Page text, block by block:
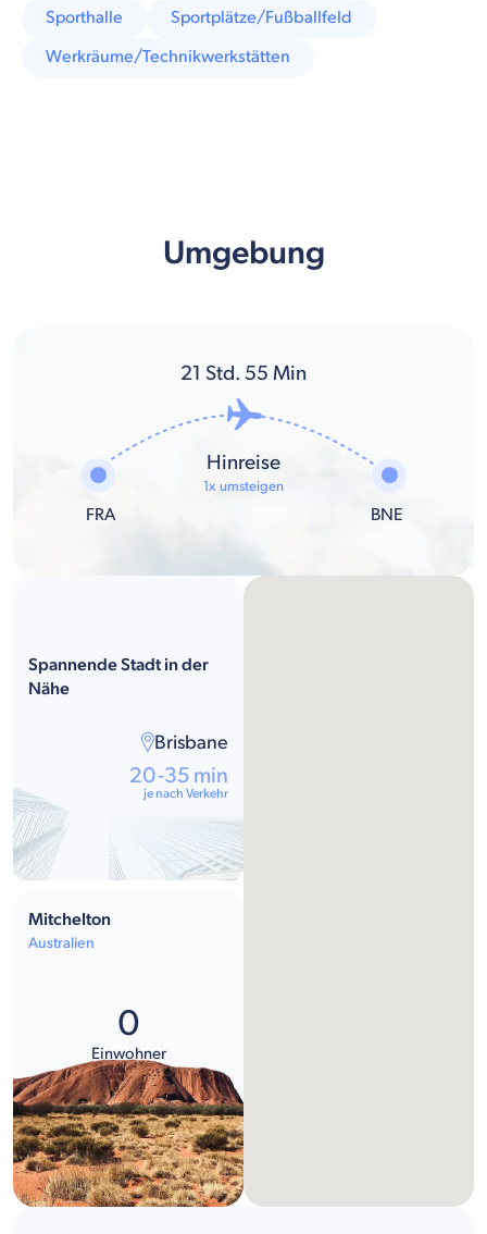
Sporthalle
Sportplätze/Fußballfeld
Werkräume/Technikwerkstätten
Umgebung
21 Std. 55 Min
FRA
Hinreise
1x umsteigen
BNE
Spannende Stadt in der
Nähe
Brisbane
20-35 min
je nach Verkehr
Mitchelton
Australien
0
Einwohner